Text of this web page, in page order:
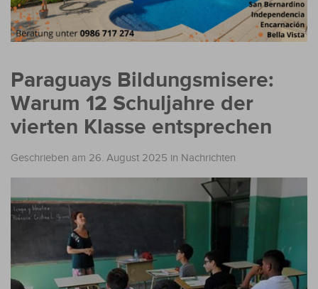
Paraguays Bildungsmisere:
Warum 12 Schuljahre der
vierten Klasse entsprechen
Geschrieben am 26. August 2025 in Nachrichten